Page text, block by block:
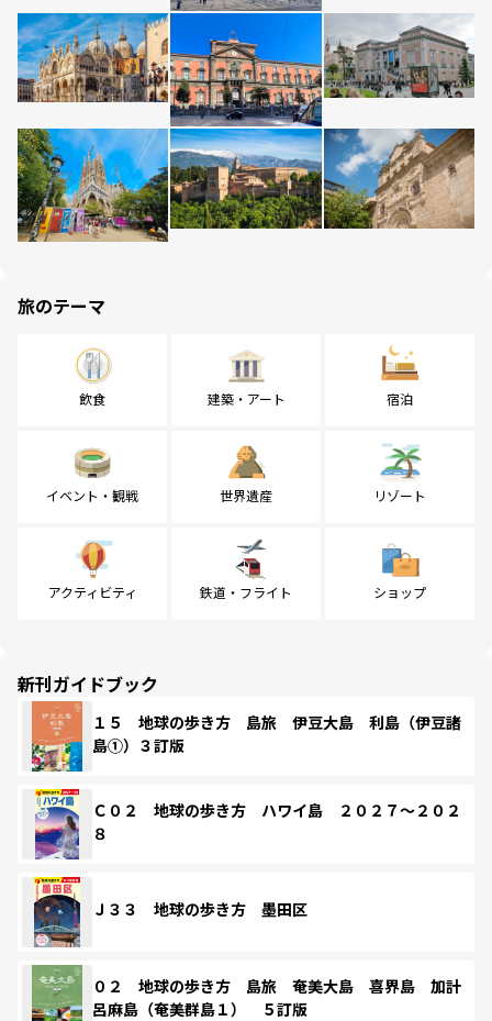
旅のテーマ
飲食 建築・アート 宿泊
イベント・観戦 世界遺産 リゾート
アクティビティ 鉄道・フライト ショップ
新刊ガイドブック
１５ 地球の歩き方 島旅 伊豆大島 利島（伊豆諸
島①）３訂版
Ｃ０２ 地球の歩き方 ハワイ島 ２０２７～２０２
８
Ｊ３３ 地球の歩き方 墨田区
０２ 地球の歩き方 島旅 奄美大島 喜界島 加計
呂麻島（奄美群島１） ５訂版